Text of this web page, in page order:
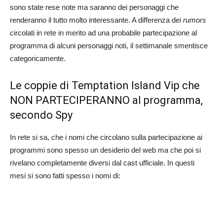
sono state rese note ma saranno dei personaggi che
renderanno il tutto molto interessante. A differenza dei rumors
circolati in rete in merito ad una probabile partecipazione al
programma di alcuni personaggi noti, il settimanale smentisce
categoricamente.
Le coppie di Temptation Island Vip che
NON PARTECIPERANNO al programma,
secondo Spy
In rete si sa, che i nomi che circolano sulla partecipazione ai
programmi sono spesso un desiderio del web ma che poi si
rivelano completamente diversi dal cast ufficiale. In questi
mesi si sono fatti spesso i nomi di: